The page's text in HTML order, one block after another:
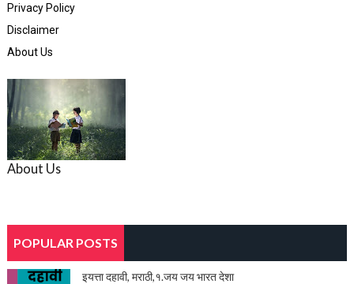
Privacy Policy
Disclaimer
About Us
About Us
POPULAR POSTS
इयत्ता दहावी, मराठी,१.जय जय भारत देशा